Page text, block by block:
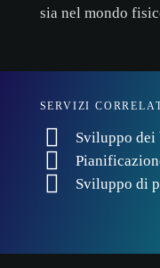
sia nel mondo
SERVIZI
Sviluppo dei
Sviluppo di